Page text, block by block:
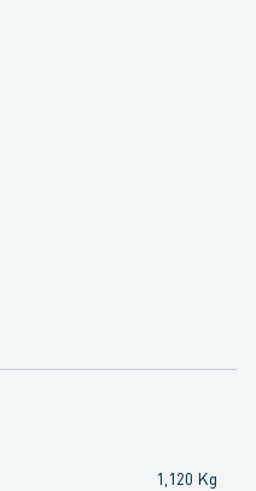
1,120 Kg